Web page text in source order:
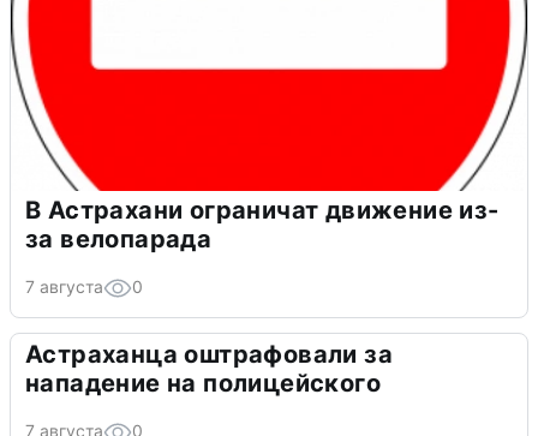
В Астрахани ограничат движение из-
за велопарада
7 августа 0
Астраханца оштрафовали за
нападение на полицейского
7 августа 0